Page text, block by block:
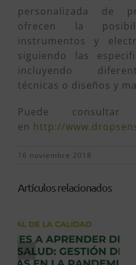
personalizada de
ofrecen la
instrumentos y
siguiendo las
incluyendo
técnicas o diseños y
Puede consultar
en http://
16 noviembre 2018
Artículos relacionados